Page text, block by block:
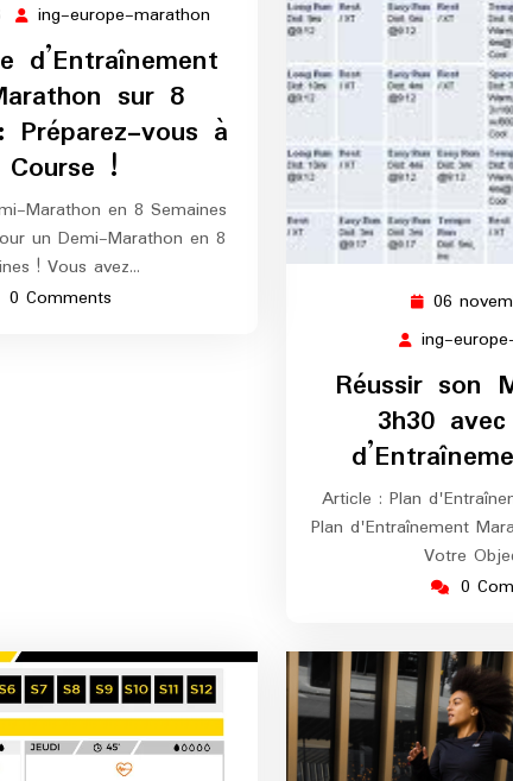
30
2026
ing-europe-marathon
europe-
marathon
d’Entraînement
sur 8
Préparez-vous à
!
Marathon en 8 Semaines
un Demi-Marathon en 8
! Vous avez…
0 Comments
06
ing-
Réussir son
3h30
Article : Plan
Plan d'Entraînement
Votre
0